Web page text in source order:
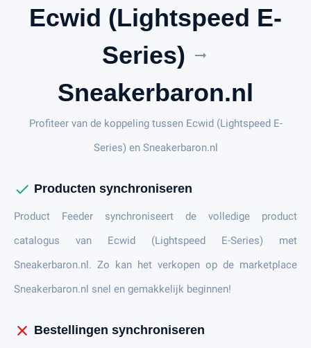
Ecwid (Lightspeed E-
Series)
arrow_right_alt
Sneakerbaron.nl
Profiteer van de koppeling tussen Ecwid (Lightspeed E-
Series) en Sneakerbaron.nl
check Producten synchroniseren
Product Feeder synchroniseert de volledige product
catalogus van Ecwid (Lightspeed E-Series) met
Sneakerbaron.nl. Zo kan het verkopen op de marketplace
Sneakerbaron.nl snel en gemakkelijk beginnen!
close Bestellingen synchroniseren